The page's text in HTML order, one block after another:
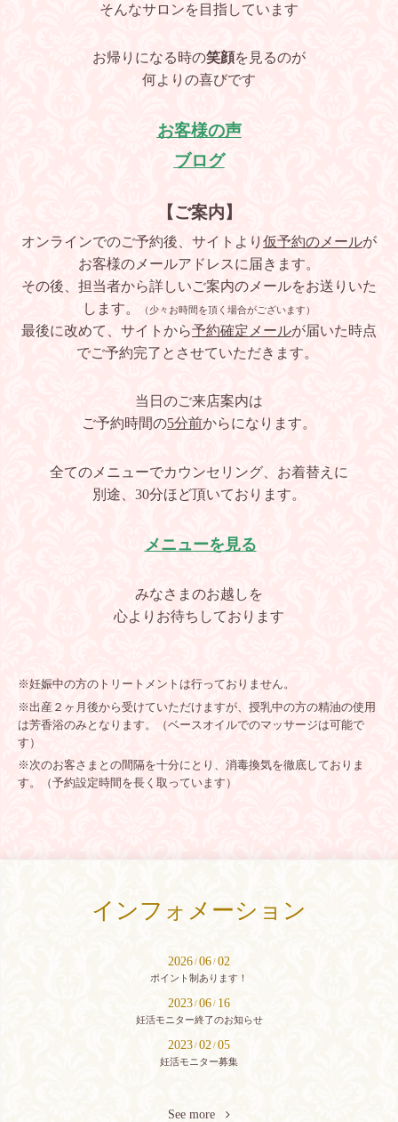
そんなサロンを目指しています
お帰りになる時の笑顔を見るのが
何よりの喜びです
お客様の声
ブログ
【ご案内】
オンラインでのご予約後、サイトより 仮予約のメールが
お客様のメールアドレスに届きます。
その後、担当者から詳しいご案内のメールをお送りいた
します。
（少々お時間を頂く場合がございます）
最後に改めて、サイトから予約確定メールが届いた時点
でご予約完了とさせていただきます。
当日のご来店案内は
ご予約時間の5分前からになります。
全てのメニューでカウンセリング、お着替えに
別途、30分ほど頂いております。
メニューを見る
みなさまのお越しを
心よりお待ちしております
※妊娠中の方のトリートメントは行っておりません。
※出産２ヶ月後から受けていただけますが、授乳中の方の精油の使用
は芳香浴のみとなります。（ベースオイルでのマッサージは可能で
す）
※ 次のお客さまとの間隔を十分にとり、消毒換気を徹底しておりま
す。（予約設定時間を長く取っています）
インフォメーション
2026 / 06 / 02
ポイント制あります！
2023 / 06 / 16
妊活モニター終了のお知らせ
2023 / 02 / 05
妊活モニター募集
See more